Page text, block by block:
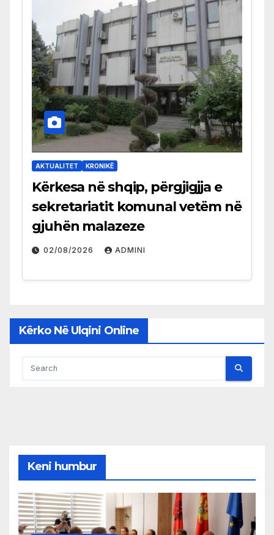
AKTUALITET KRONIKË
Kërkesa në shqip, përgjigjja e
sekretariatit komunal vetëm në
gjuhën malazeze
02/08/2026 ADMINI
Kërko Në Ulqini Online
Keni humbur